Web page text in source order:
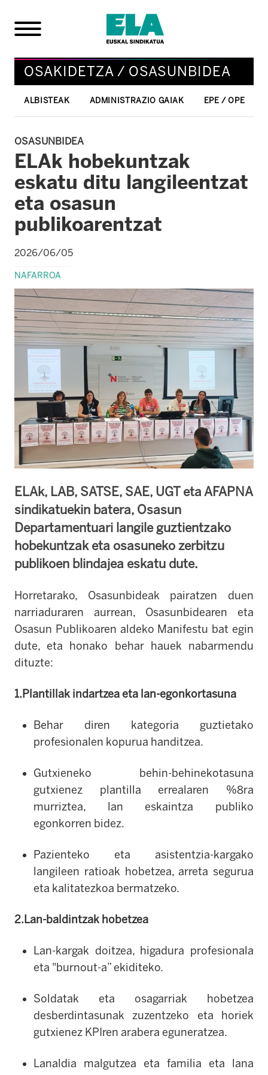
OSAKIDETZA / OSASUNBIDEA
ALBISTEAK ADMINISTRAZIO GAIAK EPE / OPE
OSASUNBIDEA
ELAk hobekuntzak
eskatu ditu langileentzat
eta osasun
publikoarentzat
2026/06/05
NAFARROA
ELAk, LAB, SATSE, SAE, UGT eta AFAPNA
sindikatuekin batera, Osasun
Departamentuari langile guztientzako
hobekuntzak eta osasuneko zerbitzu
publikoen blindajea eskatu dute.
Horretarako, Osasunbideak pairatzen duen
narriaduraren aurrean, Osasunbidearen eta
Osasun Publikoaren aldeko Manifestu bat egin
dute, eta honako behar hauek nabarmendu
dituzte:
1.Plantillak indartzea eta lan-egonkortasuna
Behar diren kategoria guztietako
profesionalen kopurua handitzea.
Gutxieneko behin-behinekotasuna
gutxienez plantilla errealaren %8ra
murriztea, lan eskaintza publiko
egonkorren bidez.
Pazienteko eta asistentzia-kargako
langileen ratioak hobetzea, arreta segurua
eta kalitatezkoa bermatzeko.
2.Lan-baldintzak hobetzea
Lan-kargak doitzea, higadura profesionala
eta "burnout-a” ekiditeko.
Soldatak eta osagarriak hobetzea
desberdintasunak zuzentzeko eta horiek
gutxienez KPIren arabera eguneratzea.
Lanaldia malgutzea eta familia eta lana